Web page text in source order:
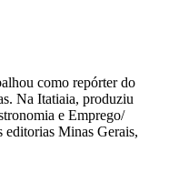
como repórter do
Na Itatiaia, produziu
e Emprego/
editorias Minas Gerais,